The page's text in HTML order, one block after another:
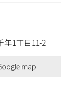
年1丁目11-2
map